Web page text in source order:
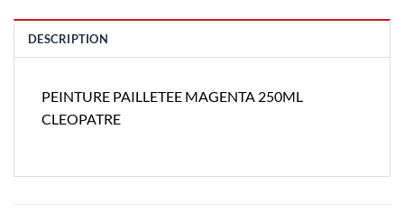
DESCRIPTION
PEINTURE PAILLETEE MAGENTA 250ML
CLEOPATRE